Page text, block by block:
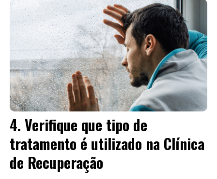
4. Verifique que tipo de
tratamento é utilizado na Clínica
de Recuperação